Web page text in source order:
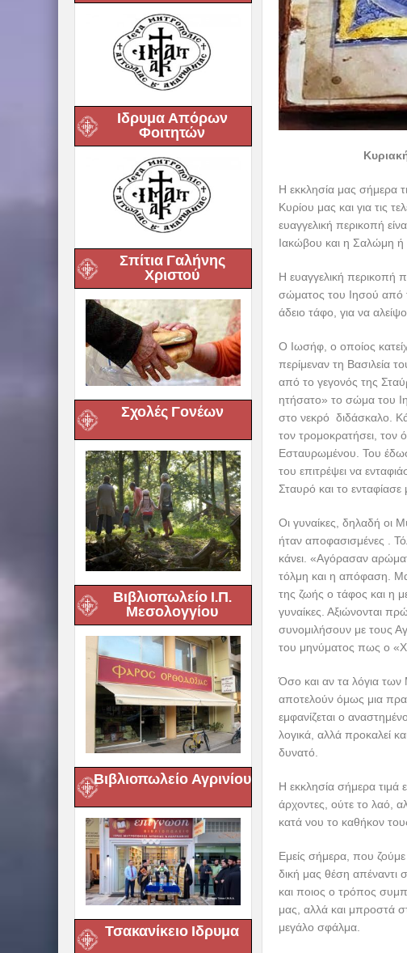
Ιδρυμα Απόρων
Φοιτητών
Σπίτια Γαλήνης
Χριστού
Σχολές Γονέων
Βιβλιοπωλείο Ι.Π.
Μεσολογγίου
Βιβλιοπωλείο Αγρινίου
Τσακανίκειο Ιδρυμα
Η εκκλησία μας σήμερα
Κυρίου μας και για τις
ευαγγελική περικοπή
Ιακώβου και η Σαλώμη ή
Η ευαγγελική περικοπή
σώματος του Ιησού από
άδειο τάφο, για να
Ο Ιωσήφ, ο οποίος
περίμεναν τη Βασιλεία
από το γεγονός της
ητήσατο» το σώμα του
στο νεκρό διδάσκαλο.
τον τρομοκρατήσει, τον
Εσταυρωμένου. Του
του επιτρέψει να
Σταυρό και το
Οι γυναίκες, δηλαδή οι
ήταν αποφασισμένες .
κάνει. «Αγόρασαν
τόλμη και η απόφαση.
της ζωής ο τάφος και η
γυναίκες. Αξιώνονται
συνομιλήσουν με τους
του μηνύματος πως ο
Όσο και αν τα λόγια
αποτελούν όμως μια
εμφανίζεται ο
λογικά, αλλά προκαλεί
δυνατό.
Η εκκλησία σήμερα τιμά
άρχοντες, ούτε το λαό,
κατά νου το καθήκον
Εμείς σήμερα, που ζούμε
δική μας θέση απέναντι
και ποιος ο τρόπος
μας, αλλά και μπροστά
μεγάλο σφάλμα.